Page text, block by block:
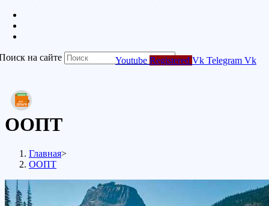
на сайте Youtube Registered Vk Telegram Vk
ООПТ
Главная>
ООПТ